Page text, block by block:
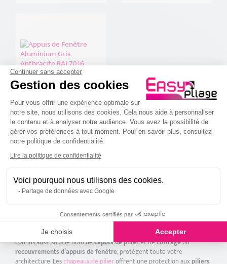
Appuis de Fenêtre
Aluminium Gris Anthracite
RAL7016 15/10ème
15,00 €
Précédent
1 2 Suivant
fenêtre en aluminium ?
chapeaux de pilier et les appuis de fenêtre en aluminium
connus aussi sous le nom decapots de pilieret decoffrageou
recouvrements d’appuis de fenêtre, protègent toute votre
architecture. Leschapeaux de pilieroffrent une protection auxpiliers
Continuer sans accepter
Gestion des cookies
Plateforme de Gestion du
Pour vous offrir une expérience optimale sur
notre site, nous utilisons des cookies. Cela nous aide à personnaliser
le contenu et à analyser notre audience. Vous avez la possibilité de
gérer vos préférences à tout moment. Pour en savoir plus, consultez
notre politique de confidentialité.
Lire la politique de confidentialité
Voici pourquoi nous utilisons des cookies.
Partage de données avec Google
Consentements certifiés par
Je choisis Accepter
Axeptio consent